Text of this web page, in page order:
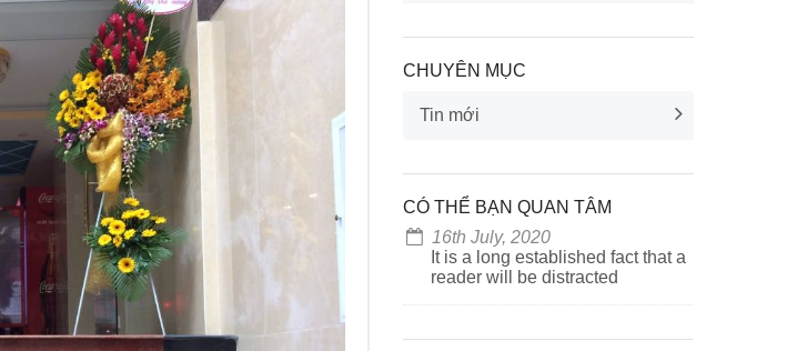
CHUYÊN MỤC
Tin mới
CÓ THỂ BẠN QUAN TÂM
16th July, 2020
It is a long established fact that a
reader will be distracted